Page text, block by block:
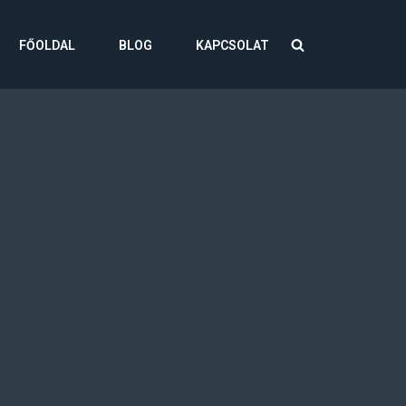
FŐOLDAL BLOG KAPCSOLAT